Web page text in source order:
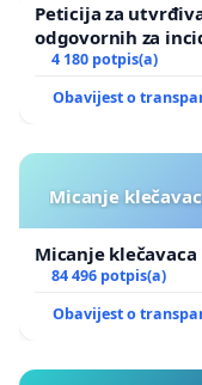
Peticija za
odgovornih za
Zagreba
4 180 potpis(a)
Obavijest o
Micanje
Micanje
84 496 potpis(a)
Obavijest o